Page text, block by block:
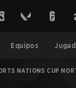
Equipos
NATIONS CUP